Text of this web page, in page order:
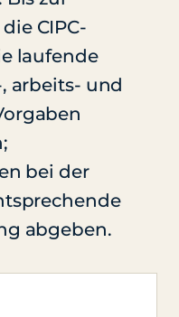
CIPC-
laufende
arbeits- und
bei der
abgeben.